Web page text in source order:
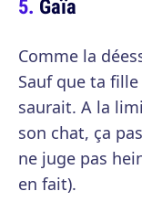
Gaïa
Comme la
Sauf que ta fille
saurait. A la
son chat, ça
ne juge pas
en fait).